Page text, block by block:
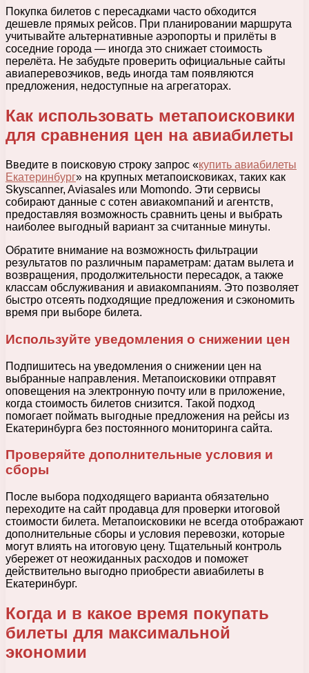
Покупка билетов с пересадками часто обходится
дешевле прямых рейсов. При планировании маршрута
учитывайте альтернативные аэропорты и прилёты в
соседние города — иногда это снижает стоимость
перелёта. Не забудьте проверить официальные сайты
авиаперевозчиков, ведь иногда там появляются
предложения, недоступные на агрегаторах.
Как использовать метапоисковики
для сравнения цен на авиабилеты
Введите в поисковую строку запрос «купить авиабилеты
Екатеринбург» на крупных метапоисковиках, таких как
Skyscanner, Aviasales или Momondo. Эти сервисы
собирают данные с сотен авиакомпаний и агентств,
предоставляя возможность сравнить цены и выбрать
наиболее выгодный вариант за считанные минуты.
Обратите внимание на возможность фильтрации
результатов по различным параметрам: датам вылета и
возвращения, продолжительности пересадок, а также
классам обслуживания и авиакомпаниям. Это позволяет
быстро отсеять подходящие предложения и сэкономить
время при выборе билета.
Используйте уведомления о снижении цен
Подпишитесь на уведомления о снижении цен на
выбранные направления. Метапоисковики отправят
оповещения на электронную почту или в приложение,
когда стоимость билетов снизится. Такой подход
помогает поймать выгодные предложения на рейсы из
Екатеринбурга без постоянного мониторинга сайта.
Проверяйте дополнительные условия и
сборы
После выбора подходящего варианта обязательно
переходите на сайт продавца для проверки итоговой
стоимости билета. Метапоисковики не всегда отображают
дополнительные сборы и условия перевозки, которые
могут влиять на итоговую цену. Тщательный контроль
убережет от неожиданных расходов и поможет
действительно выгодно приобрести авиабилеты в
Екатеринбург.
Когда и в какое время покупать
билеты для максимальной
экономии